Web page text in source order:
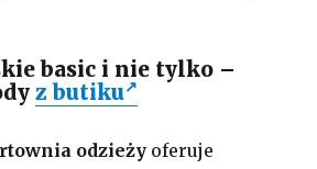
basic i nie tylko –
z butiku
odzieży oferuje